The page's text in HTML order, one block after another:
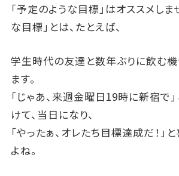
「予定のような目標」はオススメしま
な目標」とは、たとえば、
学生時代の友達と数年ぶりに飲む
ます。
「じゃあ、来週金曜日19時に新宿で
けて、当日になり、
「やったぁ、オレたち目標達成だ！」
よね。